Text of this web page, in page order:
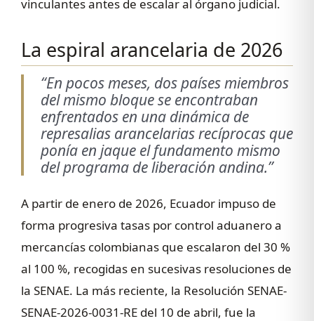
vinculantes antes de escalar al órgano judicial.
La espiral arancelaria de 2026
“En pocos meses, dos países miembros
del mismo bloque se encontraban
enfrentados en una dinámica de
represalias arancelarias recíprocas que
ponía en jaque el fundamento mismo
del programa de liberación andina.”
A partir de enero de 2026, Ecuador impuso de
forma progresiva tasas por control aduanero a
mercancías colombianas que escalaron del 30 %
al 100 %, recogidas en sucesivas resoluciones de
la SENAE. La más reciente, la Resolución SENAE-
SENAE-2026-0031-RE del 10 de abril, fue la